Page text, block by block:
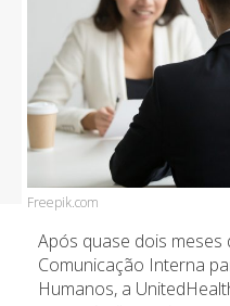
Freepik.com
Após quase dois
Comunicação Interna
Humanos, a